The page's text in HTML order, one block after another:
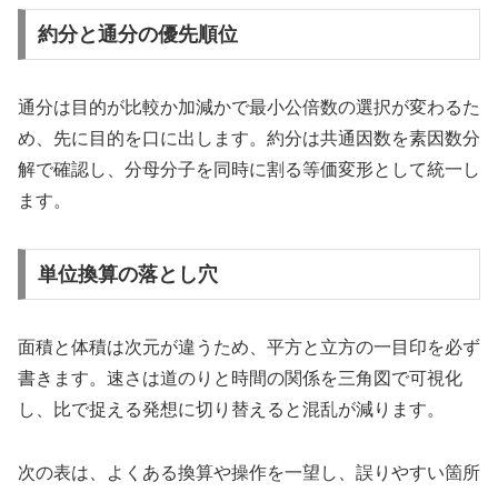
約分と通分の優先順位
通分は目的が比較か加減かで最小公倍数の選択が変わるた
め、先に目的を口に出します。約分は共通因数を素因数分
解で確認し、分母分子を同時に割る等価変形として統一し
ます。
単位換算の落とし穴
面積と体積は次元が違うため、平方と立方の一目印を必ず
書きます。速さは道のりと時間の関係を三角図で可視化
し、比で捉える発想に切り替えると混乱が減ります。
次の表は、よくある換算や操作を一望し、誤りやすい箇所